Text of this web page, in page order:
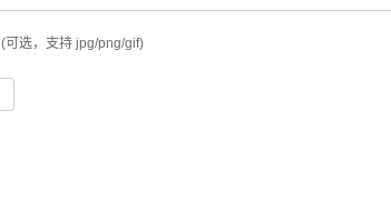
(可选，支持 jpg/png/gif)